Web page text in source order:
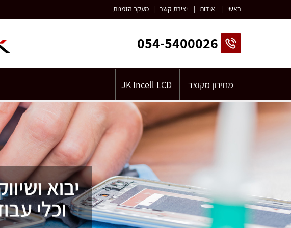
ראשי | אודות | יצירת קשר | מעקב הזמנות
054-5400026
מחירון מקוצר JK Incell LCD